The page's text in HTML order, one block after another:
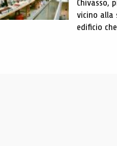
Chivasso,
vicino alla
edificio